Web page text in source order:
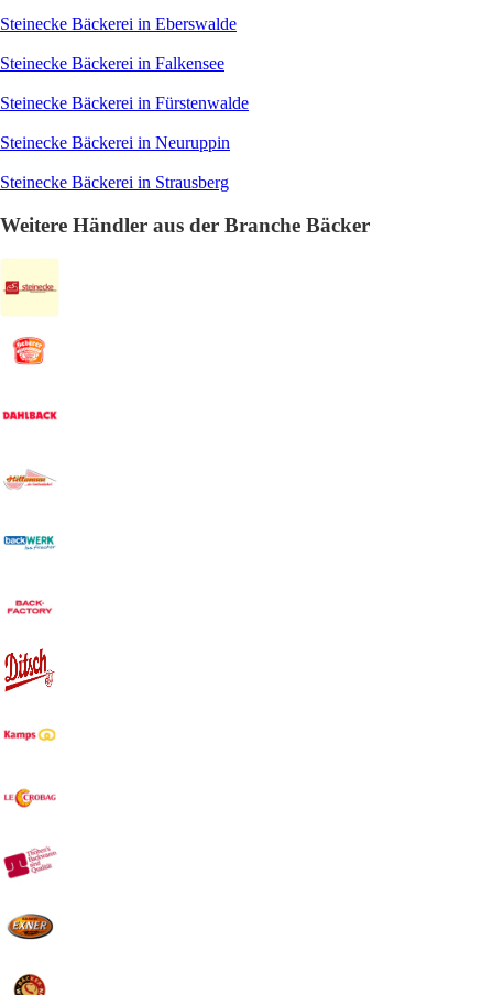
Steinecke Bäckerei in Eberswalde
Steinecke Bäckerei in Falkensee
Steinecke Bäckerei in Fürstenwalde
Steinecke Bäckerei in Neuruppin
Steinecke Bäckerei in Strausberg
Weitere Händler aus der Branche Bäcker